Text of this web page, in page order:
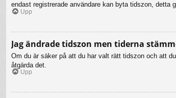
endast registrerade användare kan byta tidszon, detta
Upp
Jag ändrade tidszon men tiderna
Om du är säker på att du har valt rätt tidszon och att
åtgärda det.
Upp